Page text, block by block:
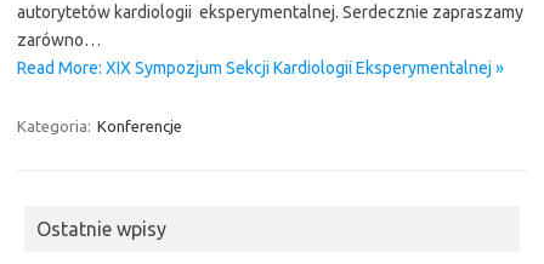
autorytetów kardiologii eksperymentalnej. Serdecznie zapraszamy
zarówno…
Read More: XIX Sympozjum Sekcji Kardiologii Eksperymentalnej »
Kategoria: Konferencje
Ostatnie wpisy